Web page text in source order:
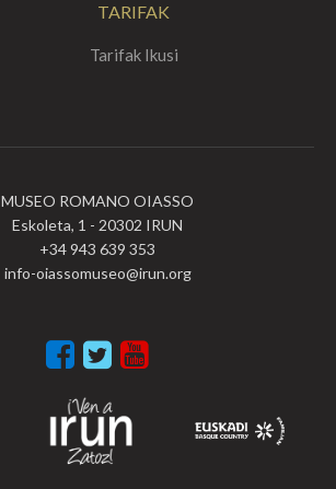
TARIFAK
Tarifak Ikusi
MUSEO ROMANO OIASSO
Eskoleta, 1 - 20302 IRUN
+34 943 639 353
info-oiassomuseo@irun.org